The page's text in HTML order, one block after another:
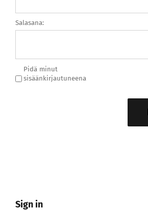
Salasana:
Pidä minut
sisäänkirjautuneena
Sign in